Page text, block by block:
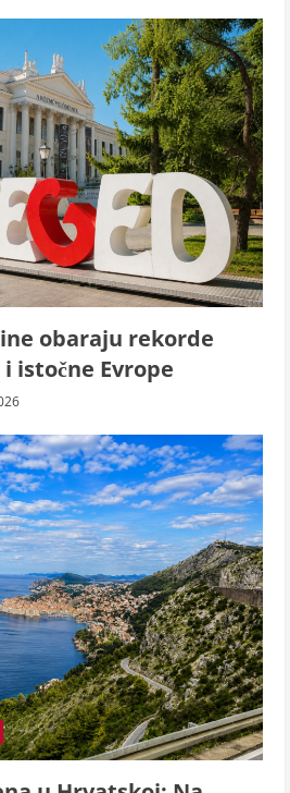
obaraju rekorde
istočne Evrope